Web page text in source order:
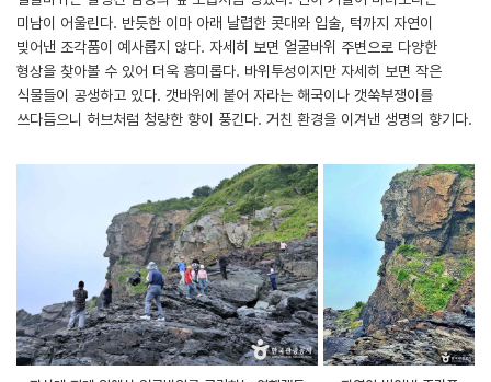
미남이 어울린다. 반듯한 이마 아래 날렵한 콧대와 입술, 턱까지 자연이
빚어낸 조각품이 예사롭지 않다. 자세히 보면 얼굴바위 주변으로 다양한
형상을 찾아볼 수 있어 더욱 흥미롭다. 바위투성이지만 자세히 보면 작은
식물들이 공생하고 있다. 갯바위에 붙어 자라는 해국이나 갯쑥부쟁이를
쓰다듬으니 허브처럼 청량한 향이 풍긴다. 거친 환경을 이겨낸 생명의 향기다.